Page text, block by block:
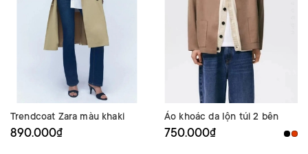
Trendcoat Zara màu khaki
890.000₫
Áo khoác da lộn túi 2 bên
750.000₫